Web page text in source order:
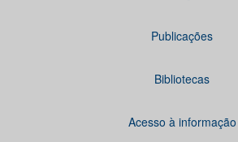
Publicações
Bibliotecas
Acesso à informação